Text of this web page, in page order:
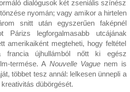
dialógusok két zseniális színész
nyomán; vagy amikor a hirtelen
snitt után egyszerűen faképnél
legforgalmasabb utcájának
amerikaiként megteheti, hogy feltétel
francia újhullámból nőtt ki egész
termése. A Nouvelle Vaguenem is
többet tesz annál: lelkesen ünnepli a
dübörgését.